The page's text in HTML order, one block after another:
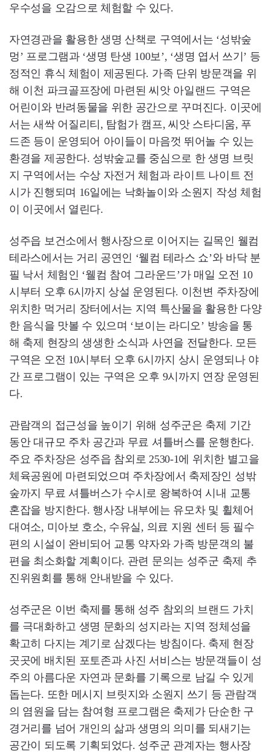
우수성을 오감으로 체험할 수 있다.
자연경관을 활용한 생명 산책로 구역에서는 ‘성밖숲
멍’ 프로그램과 ‘생명 탄생 100보’, ‘생명 엽서 쓰기’ 등
정적인 휴식 체험이 제공된다. 가족 단위 방문객을 위
해 이천 파크골프장에 마련된 씨앗 아일랜드 구역은
어린이와 반려동물을 위한 공간으로 꾸며진다. 이곳에
서는 새싹 어질리티, 탐험가 캠프, 씨앗 스타디움, 푸
드존 등이 운영되어 아이들이 마음껏 뛰어놀 수 있는
환경을 제공한다. 성밖숲교를 중심으로 한 생명 브릿
지 구역에서는 수상 자전거 체험과 라이트 나이트 전
시가 진행되며 16일에는 낙화놀이와 소원지 작성 체험
이 이곳에서 열린다.
성주읍 보건소에서 행사장으로 이어지는 길목인 웰컴
테라스에서는 거리 공연인 ‘웰컴 테라스 쇼’와 바닥 분
필 낙서 체험인 ‘웰컴 참여 그라운드’가 매일 오전 10
시부터 오후 6시까지 상설 운영된다. 이천변 주차장에
위치한 먹거리 장터에서는 지역 특산물을 활용한 다양
한 음식을 맛볼 수 있으며 ‘보이는 라디오’ 방송을 통
해 축제 현장의 생생한 소식과 사연을 전달한다. 모든
구역은 오전 10시부터 오후 6시까지 상시 운영되나 야
간 프로그램이 있는 구역은 오후 9시까지 연장 운영된
다.
관람객의 접근성을 높이기 위해 성주군은 축제 기간
동안 대규모 주차 공간과 무료 셔틀버스를 운행한다.
주요 주차장은 성주읍 참외로 2530-1에 위치한 별고을
체육공원에 마련되었으며 주차장에서 축제장인 성밖
숲까지 무료 셔틀버스가 수시로 왕복하여 시내 교통
혼잡을 방지한다. 행사장 내부에는 유모차 및 휠체어
대여소, 미아보 호소, 수유실, 의료 지원 센터 등 필수
편의 시설이 완비되어 교통 약자와 가족 방문객의 불
편을 최소화할 계획이다. 관련 문의는 성주군 축제 추
진위원회를 통해 안내받을 수 있다.
성주군은 이번 축제를 통해 성주 참외의 브랜드 가치
를 극대화하고 생명 문화의 성지라는 지역 정체성을
확고히 다지는 계기로 삼겠다는 방침이다. 축제 현장
곳곳에 배치된 포토존과 사진 서비스는 방문객들이 성
주의 아름다운 자연과 문화를 기록으로 남길 수 있게
돕는다. 또한 메시지 브릿지와 소원지 쓰기 등 관람객
의 염원을 담는 참여형 프로그램은 축제가 단순한 구
경거리를 넘어 개인의 삶과 생명의 의미를 되새기는
공간이 되도록 기획되었다. 성주군 관계자는 행사장